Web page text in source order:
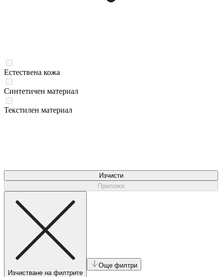
Естествена кожа
Синтетичен материал
Текстилен материал
Изчисти
Приложи
Изчистване на филтрите
Още филтри